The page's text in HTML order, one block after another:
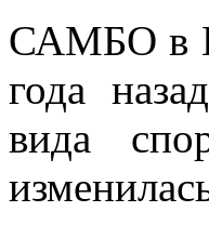
САМБО в
года
вида